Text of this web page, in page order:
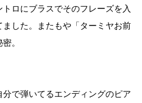
ロにブラスでそのフレーズを入
した。またもや「ターミヤお前
。
で弾いてるエンディングのピア